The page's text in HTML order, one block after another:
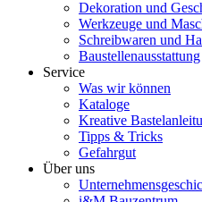
Dekoration und
Werkzeuge und
Schreibwaren und
Baustellenausstattung
Service
Was wir können
Kataloge
Kreative
Tipps & Tricks
Gefahrgut
Über uns